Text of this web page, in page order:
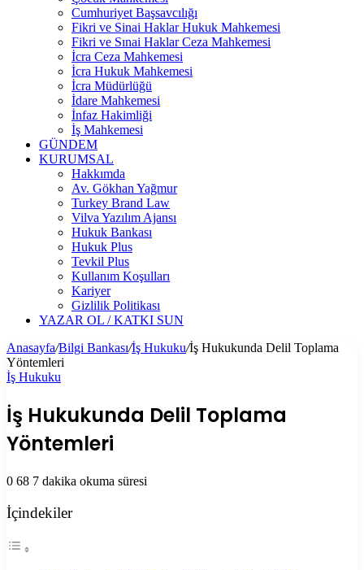
Cumhuriyet Başsavcılığı
Fikri ve Sinai Haklar Hukuk Mahkemesi
Fikri ve Sınai Haklar Ceza Mahkemesi
İcra Ceza Mahkemesi
İcra Hukuk Mahkemesi
İcra Müdürlüğü
İdare Mahkemesi
İnfaz Hakimliği
İş Mahkemesi
GÜNDEM
KURUMSAL
Hakkımda
Av. Gökhan Yağmur
Turkey Brand Law
Vilva Yazılım Ajansı
Hukuk Bankası
Hukuk Plus
Tevkil Plus
Kullanım Koşulları
Kariyer
Gizlilik Politikası
YAZAR OL / KATKI SUN
Anasayfa/Bilgi Bankası/İş Hukuku/İş Hukukunda Delil Toplama
Yöntemleri
İş Hukuku
İş Hukukunda Delil Toplama
Yöntemleri
0 68 7 dakika okuma süresi
İçindekiler